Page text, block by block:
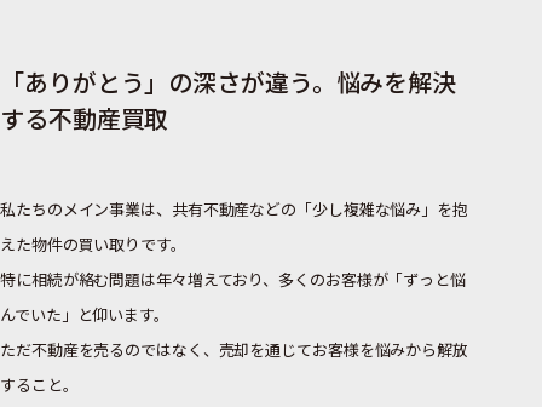
「ありがとう」の深さが違う。悩みを解決
する不動産買取
私たちのメイン事業は、共有不動産などの「少し複雑な悩み」を抱
えた物件の買い取りです。
特に相続が絡む問題は年々増えており、多くのお客様が「ずっと悩
んでいた」と仰います。
ただ不動産を売るのではなく、売却を通じてお客様を悩みから解放
すること。